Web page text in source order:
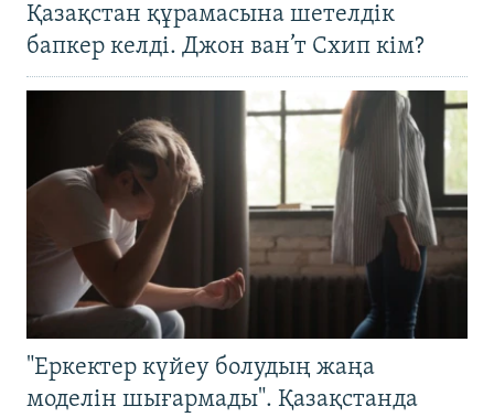
Қазақстан құрамасына шетелдік
бапкер келді. Джон ван’т Схип кім?
"Еркектер күйеу болудың жаңа
моделін шығармады". Қазақстанда